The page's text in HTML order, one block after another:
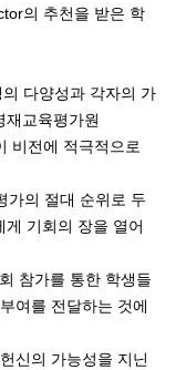
의 추천을 받은 학
다양성과 각자의 가
재교육평가원
비전에 적극적으로
가의 절대 순위로 두
기회의 장을 열어
참가를 통한 학생들
여를 전달하는 것에
신의 가능성을 지닌